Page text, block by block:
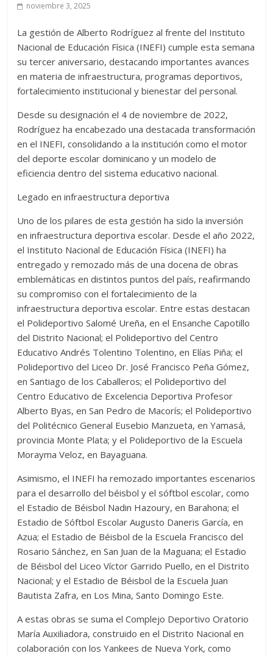
noviembre 3, 2025
La gestión de Alberto Rodríguez al frente del Instituto
Nacional de Educación Física (INEFI) cumple esta semana
su tercer aniversario, destacando importantes avances
en materia de infraestructura, programas deportivos,
fortalecimiento institucional y bienestar del personal.
Desde su designación el 4 de noviembre de 2022,
Rodríguez ha encabezado una destacada transformación
en el INEFI, consolidando a la institución como el motor
del deporte escolar dominicano y un modelo de
eficiencia dentro del sistema educativo nacional.
Legado en infraestructura deportiva
Uno de los pilares de esta gestión ha sido la inversión
en infraestructura deportiva escolar. Desde el año 2022,
el Instituto Nacional de Educación Física (INEFI) ha
entregado y remozado más de una docena de obras
emblemáticas en distintos puntos del país, reafirmando
su compromiso con el fortalecimiento de la
infraestructura deportiva escolar. Entre estas destacan
el Polideportivo Salomé Ureña, en el Ensanche Capotillo
del Distrito Nacional; el Polideportivo del Centro
Educativo Andrés Tolentino Tolentino, en Elías Piña; el
Polideportivo del Liceo Dr. José Francisco Peña Gómez,
en Santiago de los Caballeros; el Polideportivo del
Centro Educativo de Excelencia Deportiva Profesor
Alberto Byas, en San Pedro de Macorís; el Polideportivo
del Politécnico General Eusebio Manzueta, en Yamasá,
provincia Monte Plata; y el Polideportivo de la Escuela
Morayma Veloz, en Bayaguana.
Asimismo, el INEFI ha remozado importantes escenarios
para el desarrollo del béisbol y el sóftbol escolar, como
el Estadio de Béisbol Nadin Hazoury, en Barahona; el
Estadio de Sóftbol Escolar Augusto Daneris García, en
Azua; el Estadio de Béisbol de la Escuela Francisco del
Rosario Sánchez, en San Juan de la Maguana; el Estadio
de Béisbol del Liceo Víctor Garrido Puello, en el Distrito
Nacional; y el Estadio de Béisbol de la Escuela Juan
Bautista Zafra, en Los Mina, Santo Domingo Este.
A estas obras se suma el Complejo Deportivo Oratorio
María Auxiliadora, construido en el Distrito Nacional en
colaboración con los Yankees de Nueva York, como